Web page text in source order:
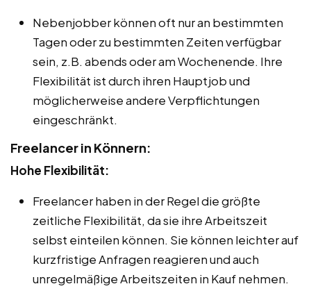
Nebenjobber können oft nur an bestimmten
Tagen oder zu bestimmten Zeiten verfügbar
sein, z.B. abends oder am Wochenende. Ihre
Flexibilität ist durch ihren Hauptjob und
möglicherweise andere Verpflichtungen
eingeschränkt.
Freelancer in Könnern:
Hohe Flexibilität:
Freelancer haben in der Regel die größte
zeitliche Flexibilität, da sie ihre Arbeitszeit
selbst einteilen können. Sie können leichter auf
kurzfristige Anfragen reagieren und auch
unregelmäßige Arbeitszeiten in Kauf nehmen.